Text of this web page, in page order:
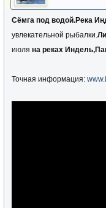
Сёмга под водой.Река
увлекательной рыбалки.
июля на реках
Точная информация: